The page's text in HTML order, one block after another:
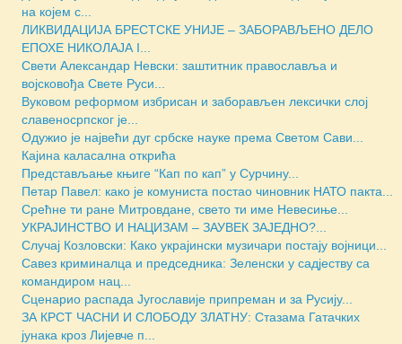
на којем с...
ЛИКВИДАЦИЈА БРЕСТСКЕ УНИЈЕ – ЗАБОРАВЉЕНО ДЕЛО
ЕПОХЕ НИКОЛАЈА I...
Свети Александар Невски: заштитник православља и
војсковођа Свете Руси...
Вуковом реформом избрисан и заборављен лексички слој
славеносрпског је...
Одужио је највећи дуг србске науке према Светом Сави...
Кајина каласална открића
Представљање књиге “Кап по кап” у Сурчину...
Петар Павел: како је комуниста постао чиновник НАТО пакта...
Срећне ти ране Митровдане, свето ти име Невесиње...
УКРАЈИНСТВО И НАЦИЗАМ – ЗАУВЕК ЗАЈЕДНО?...
Случај Козловски: Како украјински музичари постају војници...
Савез криминалца и председника: Зеленски у садјеству са
командиром нац...
Сценарио распада Југославије припреман и за Русију...
ЗА КРСТ ЧАСНИ И СЛОБОДУ ЗЛАТНУ: Стазама Гатачких
јунака кроз Лијевче п...